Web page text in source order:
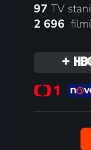
97 TV
2 696